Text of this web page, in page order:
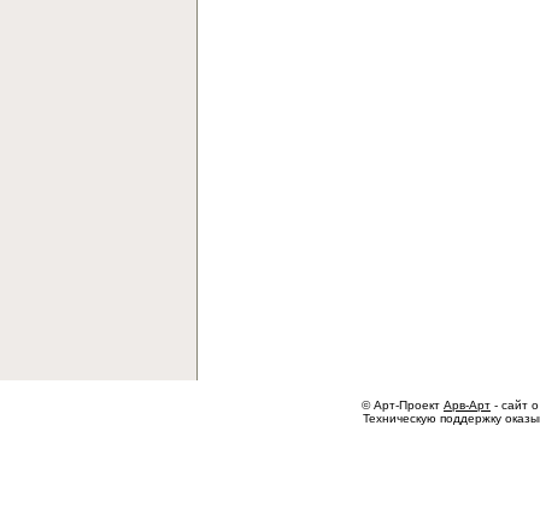
© Арт-Проект Арв-Арт - сайт
Техническую поддержку